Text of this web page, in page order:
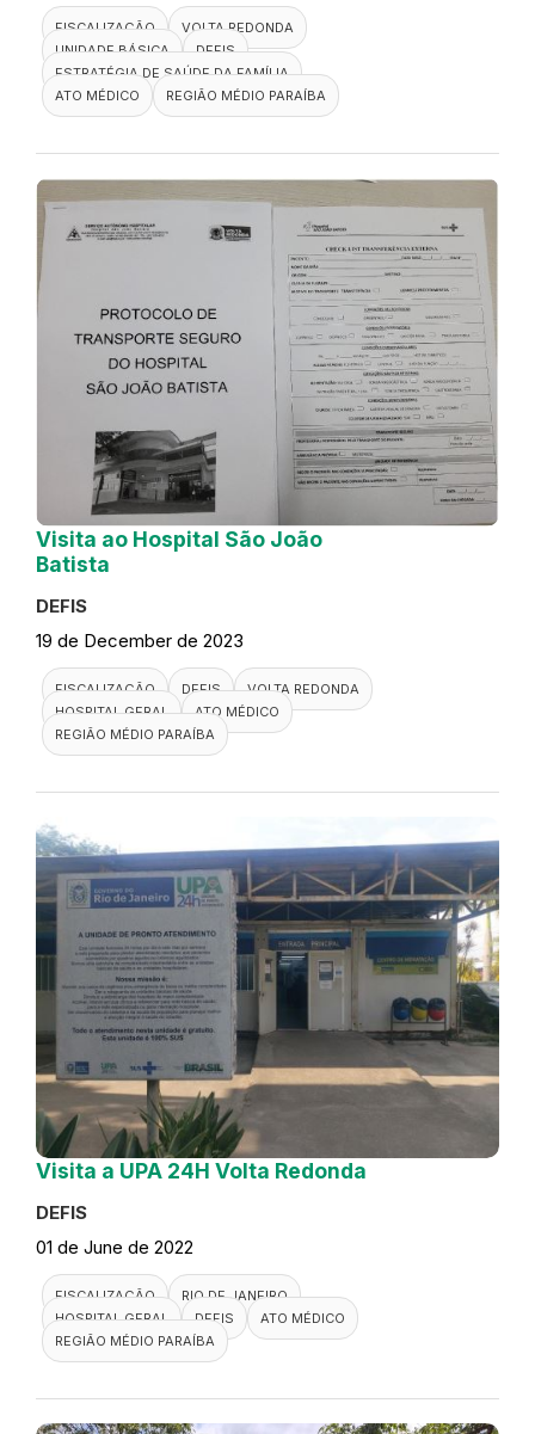
FISCALIZAÇÃO
VOLTA REDONDA
UNIDADE BÁSICA
DEFIS
ESTRATÉGIA DE SAÚDE DA FAMÍLIA
ATO MÉDICO
REGIÃO MÉDIO PARAÍBA
Visita ao Hospital São João
Batista
DEFIS
19 de December de 2023
FISCALIZAÇÃO DEFIS
VOLTA REDONDA
HOSPITAL GERAL
ATO MÉDICO
REGIÃO MÉDIO PARAÍBA
Visita a UPA 24H Volta Redonda
DEFIS
01 de June de 2022
FISCALIZAÇÃO
RIO DE JANEIRO
HOSPITAL GERAL
DEFIS
ATO MÉDICO
REGIÃO MÉDIO PARAÍBA